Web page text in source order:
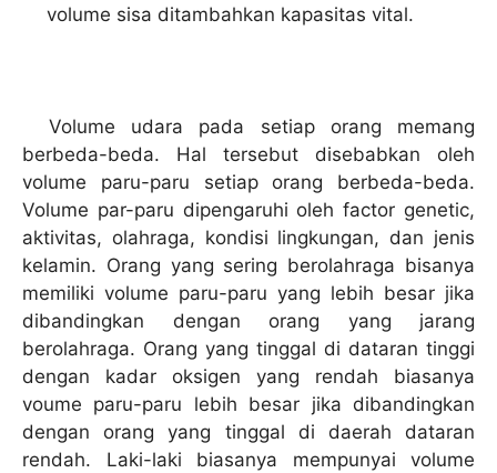
volume sisa ditambahkan kapasitas vital.
Volume udara pada setiap orang memang
berbeda-beda. Hal tersebut disebabkan oleh
volume paru-paru setiap orang berbeda-beda.
Volume par-paru dipengaruhi oleh factor genetic,
aktivitas, olahraga, kondisi lingkungan, dan jenis
kelamin. Orang yang sering berolahraga bisanya
memiliki volume paru-paru yang lebih besar jika
dibandingkan dengan orang yang jarang
berolahraga. Orang yang tinggal di dataran tinggi
dengan kadar oksigen yang rendah biasanya
voume paru-paru lebih besar jika dibandingkan
dengan orang yang tinggal di daerah dataran
rendah. Laki-laki biasanya mempunyai volume